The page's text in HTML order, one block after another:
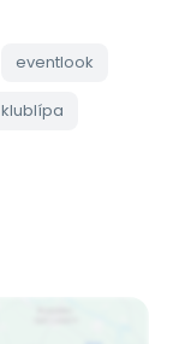
eventlook
klublípa